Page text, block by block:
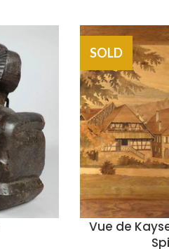
SOLD
Vue de